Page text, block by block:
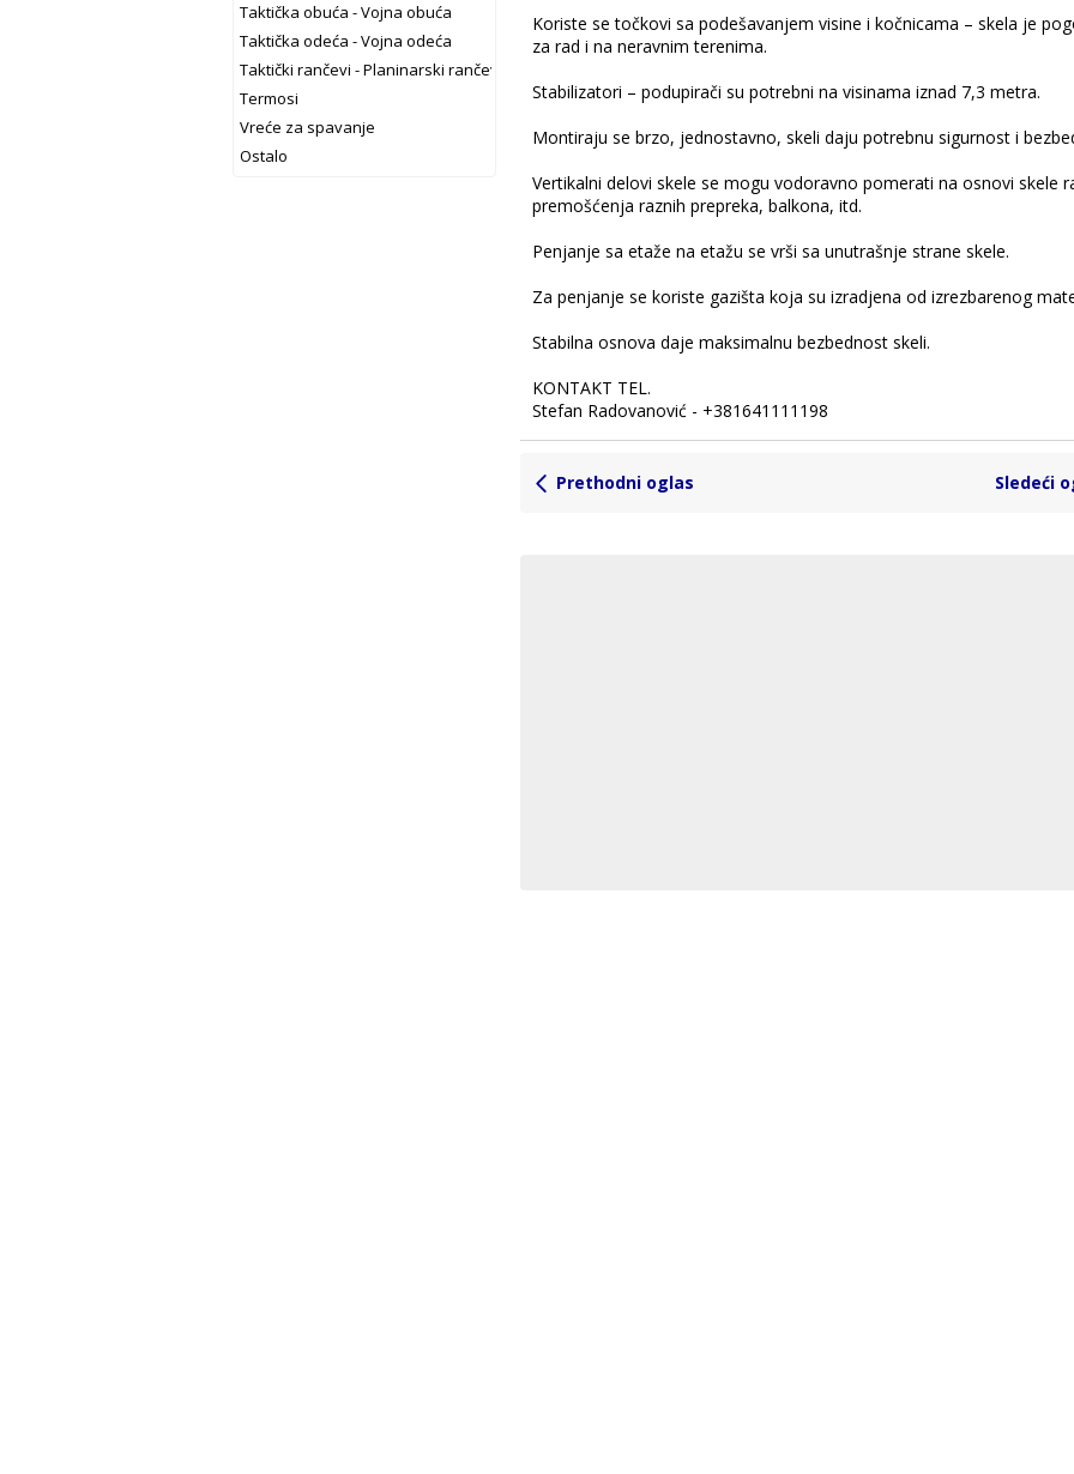
Taktička obuća - Vojna obuća
Taktička odeća - Vojna odeća
Taktički rančevi - Planinarski rančevi
Termosi
Vreće za spavanje
Ostalo
Koriste se točkovi sa podešavanjem visine i kočnicama – skela je
za rad i na neravnim terenima.
Stabilizatori – podupirači su potrebni na visinama iznad 7,3 metra.
Montiraju se brzo, jednostavno, skeli daju potrebnu sigurnost i
Vertikalni delovi skele se mogu vodoravno pomerati na osnovi skele
premošćenja raznih prepreka, balkona, itd.
Penjanje sa etaže na etažu se vrši sa unutrašnje strane skele.
Za penjanje se koriste gazišta koja su izradjena od izrezbarenog
Stabilna osnova daje maksimalnu bezbednost skeli.
KONTAKT TEL.
Stefan Radovanović - +381641111198
Prethodni oglas Sledeći